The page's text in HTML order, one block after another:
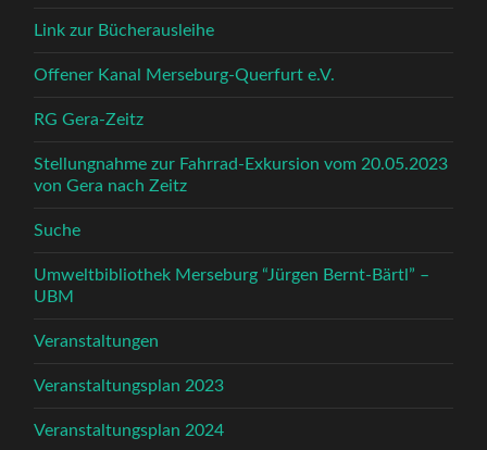
Link zur Bücherausleihe
Offener Kanal Merseburg-Querfurt e.V.
RG Gera-Zeitz
Stellungnahme zur Fahrrad-Exkursion vom 20.05.2023
von Gera nach Zeitz
Suche
Umweltbibliothek Merseburg “Jürgen Bernt-Bärtl” –
UBM
Veranstaltungen
Veranstaltungsplan 2023
Veranstaltungsplan 2024